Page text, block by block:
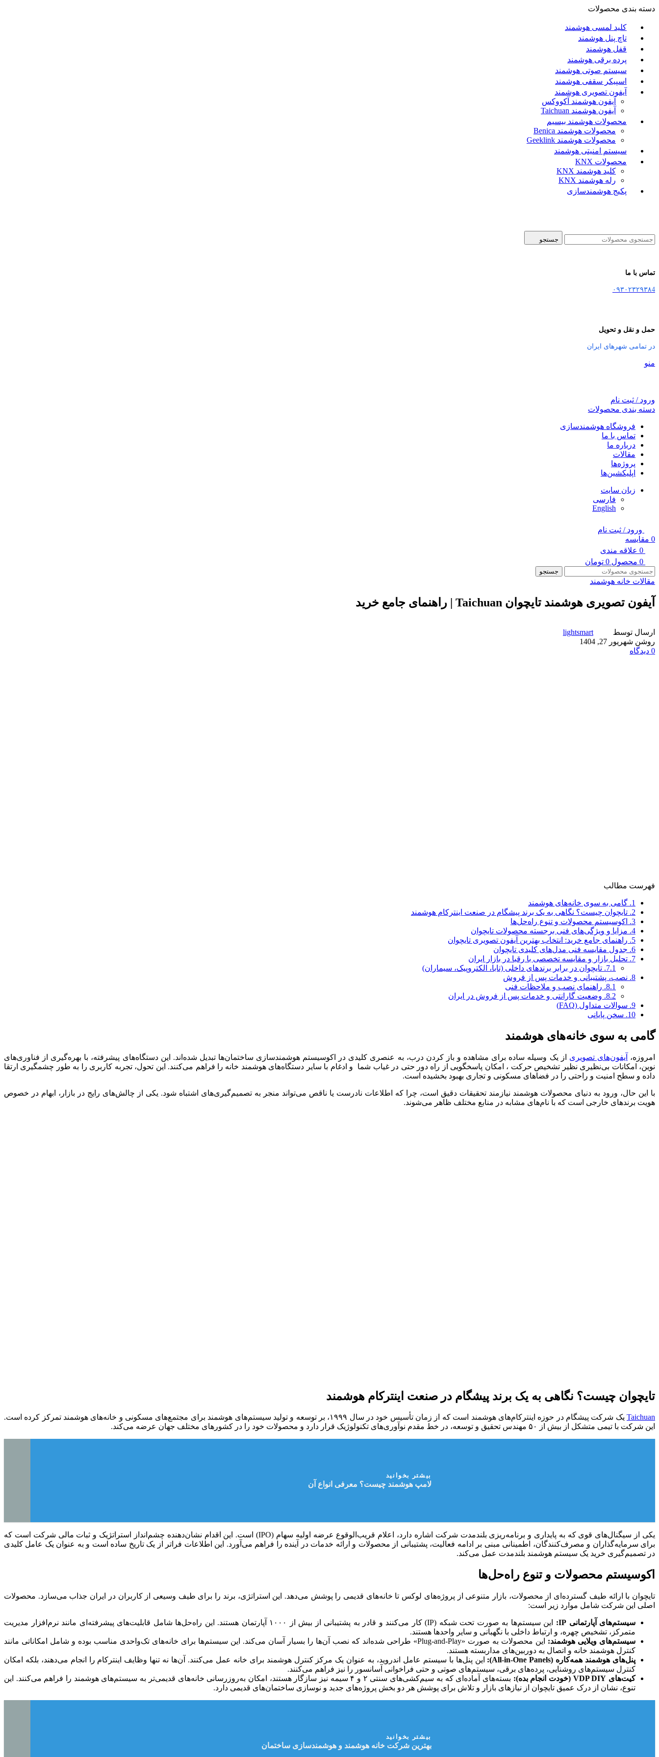
دسته بندی محصولات
کلید لمسی هوشمند
تاچ پنل هوشمند
قفل هوشمند
پرده برقی هوشمند
سیستم صوتی هوشمند
اسپیکر سقفی هوشمند
آیفون تصویری هوشمند
آيفون هوشمند آکووکس
آیفون هوشمند Taichuan
محصولات هوشمند بیسیم
محصولات هوشمند Benica
محصولات هوشمند Geeklink
سیستم امنیتی هوشمند
محصولات KNX
کلید هوشمند KNX
رله هوشمند KNX
پکیج هوشمندسازی
جستجو
تماس با ما
۰۹۳۰۲۳۲۹۳۸4
حمل و نقل و تحویل
در تمامی شهرهای ایران
منو
ورود / ثبت نام
دسته بندی محصولات
فروشگاه هوشمندسازی
تماس با ما
درباره ما
مقالات
پروژه‌ها
اپلیکشین‌ها
زبان سایت
فارسی
English
ورود / ثبت نام
0 مقایسه
0 علاقه مندی
0 محصول 0 تومان
جستجو
مقالات خانه هوشمند
آیفون تصویری هوشمند تایچوان Taichuan | راهنمای جامع خرید
ارسال توسط
lightsmart
روشن شهریور 27, 1404
0 دیدگاه
فهرست مطالب
1. گامی به سوی خانه‌های هوشمند
2. تایچوان چیست؟ نگاهی به یک برند پیشگام در صنعت اینترکام هوشمند
3.
اکوسیستم محصولات و تنوع راه‌حل‌ها
4. مزایا و ویژگی‌های فنی برجسته محصولات تایچوان
5. راهنمای جامع خرید: انتخاب بهترین آیفون تصویری تایچوان
6. جدول مقایسه فنی مدل‌های کلیدی تایچوان
7. تحلیل بازار و مقایسه تخصصی با رقبا در بازار ایران
7.1. تایچوان در برابر برندهای داخلی (تابا، الکتروپیک، سیماران)
8. نصب، پشتیبانی و خدمات پس از فروش
8.1. راهنمای نصب و ملاحظات فنی
8.2. وضعیت گارانتی و خدمات پس از فروش در ایران
9. سوالات متداول (FAQ)
10. سخن پایانی
گامی به سوی خانه‌های هوشمند
امروزه، آیفون‌های تصویری از یک وسیله ساده برای مشاهده و باز کردن درب، به عنصری کلیدی در اکوسیستم هوشمندسازی ساختمان‌ها تبدیل شده‌اند. این دستگاه‌های پیشرفته، با بهره‌گیری از فناوری‌های
نوین، امکانات بی‌نظیری نظیر تشخیص حرکت ، امکان پاسخگویی از راه دور حتی در غیاب شما و ادغام با سایر دستگاه‌های هوشمند خانه را فراهم می‌کنند. این تحول، تجربه کاربری را به طور چشمگیری ارتقا
داده و سطح امنیت و راحتی را در فضاهای مسکونی و تجاری بهبود بخشیده است.
با این حال، ورود به دنیای محصولات هوشمند نیازمند تحقیقات دقیق است، چرا که اطلاعات نادرست یا ناقص می‌تواند منجر به تصمیم‌گیری‌های اشتباه شود. یکی از چالش‌های رایج در بازار، ابهام در خصوص
هویت برندهای خارجی است که با نام‌های مشابه در منابع مختلف ظاهر می‌شوند.
تایچوان چیست؟ نگاهی به یک برند پیشگام در صنعت اینترکام هوشمند
Taichuan
یک شرکت پیشگام در حوزه اینترکام‌های هوشمند است که از زمان تأسیس خود در سال ۱۹۹۹، بر توسعه و تولید سیستم‌های هوشمند برای مجتمع‌های مسکونی و خانه‌های هوشمند تمرکز کرده است.
این شرکت با تیمی متشکل از بیش از ۵۰ مهندس تحقیق و توسعه، در خط مقدم نوآوری‌های تکنولوژیک قرار دارد و محصولات خود را در کشورهای مختلف جهان عرضه می‌کند.
بیشتر بخوانید
لامپ هوشمند چیست؟ معرفی انواع آن
یکی از سیگنال‌های قوی که به پایداری و برنامه‌ریزی بلندمدت شرکت اشاره دارد، اعلام قریب‌الوقوع عرضه اولیه سهام (IPO) است. این اقدام نشان‌دهنده چشم‌انداز استراتژیک و ثبات مالی شرکت است که
برای سرمایه‌گذاران و مصرف‌کنندگان، اطمینانی مبنی بر ادامه فعالیت، پشتیبانی از محصولات و ارائه خدمات در آینده را فراهم می‌آورد. این اطلاعات فراتر از یک تاریخ ساده است و به عنوان یک عامل کلیدی
در تصمیم‌گیری خرید یک سیستم هوشمند بلندمدت عمل می‌کند.
اکوسیستم محصولات و تنوع راه‌حل‌ها
تایچوان با ارائه طیف گسترده‌ای از محصولات، بازار متنوعی از پروژه‌های لوکس تا خانه‌های قدیمی را پوشش می‌دهد. این استراتژی، برند را برای طیف وسیعی از کاربران در ایران جذاب می‌سازد. محصولات
اصلی این شرکت شامل موارد زیر است:
سیستم‌های آپارتمانی IP:
این سیستم‌ها به صورت تحت شبکه (IP) کار می‌کنند و قادر به پشتیبانی از بیش از ۱۰۰۰ آپارتمان هستند. این راه‌حل‌ها شامل قابلیت‌های پیشرفته‌ای مانند نرم‌افزار مدیریت
متمرکز، تشخیص چهره، و ارتباط داخلی با نگهبانی و سایر واحدها هستند.
سیستم‌های ویلایی هوشمند:
این محصولات به صورت «Plug-and-Play» طراحی شده‌اند که نصب آن‌ها را بسیار آسان می‌کند. این سیستم‌ها برای خانه‌های تک‌واحدی مناسب بوده و شامل امکاناتی مانند
کنترل هوشمند خانه و اتصال به دوربین‌های مداربسته هستند.
پنل‌های هوشمند همه‌کاره (All-in-One Panels):
این پنل‌ها با سیستم عامل اندروید، به عنوان یک مرکز کنترل هوشمند برای خانه عمل می‌کنند. آن‌ها نه تنها وظایف اینترکام را انجام می‌دهند، بلکه امکان
کنترل سیستم‌های روشنایی، پرده‌های برقی، سیستم‌های صوتی و حتی فراخوانی آسانسور را نیز فراهم می‌کنند.
کیت‌های VDP DIY (خودت انجام بده):
بسته‌های آماده‌ای که به سیم‌کشی‌های سنتی ۲ و ۴ سیمه نیز سازگار هستند، امکان به‌روزرسانی خانه‌های قدیمی‌تر به سیستم‌های هوشمند را فراهم می‌کنند. این
تنوع، نشان از درک عمیق تایچوان از نیازهای بازار و تلاش برای پوشش هر دو بخش پروژه‌های جدید و نوسازی ساختمان‌های قدیمی دارد.
بیشتر بخوانید
بهترین شرکت خانه هوشمند و هوشمندسازی ساختمان